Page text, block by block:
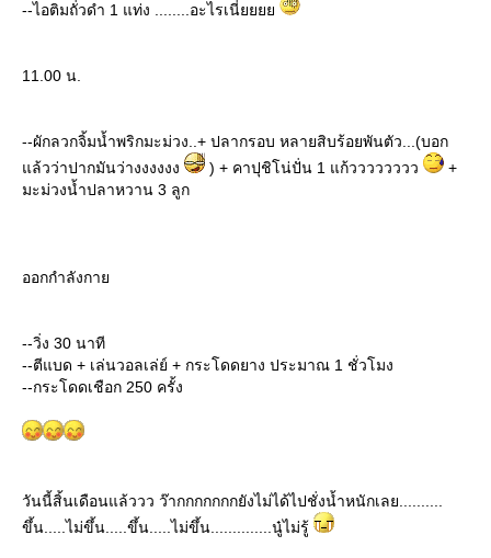
--ไอติมถั่วดำ 1 แท่ง ........อะไรเนี่
11.00 น.
--ผักลวกจิ้มน้ำพริกมะม่วง..+ ปลากรอบ หลายสิบร้อยพันตัว...(บอก
ล้วว่าปากมันว่างงงงงง
) + คาปุชิโน่ปั่น 1 แก้วววววววว
+
มะม่วงน้ำปลาหวาน 3 ลูก
ออกกำลังกา
--วิ่ง 30 นาที
--ตีแบด + เล่นวอลเล่ย์ + กระโดดยาง ประมาณ 1 ชั่วโมง
--กระโดดเชือก 250 ครั้ง
วันนี้สิ้นเดือนแล้ววว ว๊ากกกกกกกยังไม่ได้ไปชั่งน้ำหนักเลย..........
ขึ้น.....ไม่ขึ้น.....ขึ้น.....ไม่ขึ้น..............นู๋ไม่รู้